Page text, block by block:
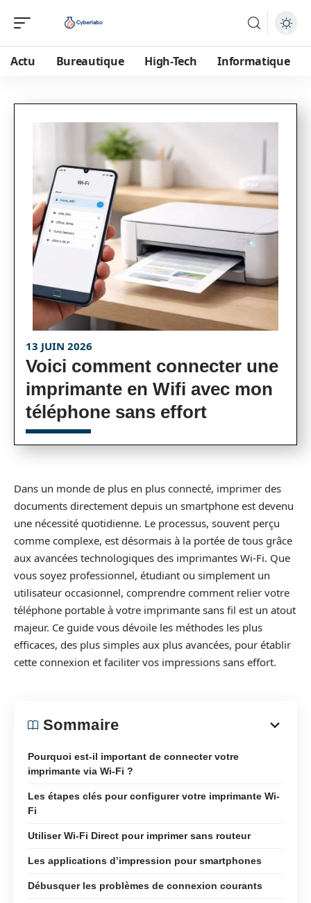
Actu Bureautique High-Tech Informatique
13 JUIN 2026
Voici comment connecter une
imprimante en Wifi avec mon
téléphone sans effort
Dans un monde de plus en plus connecté, imprimer des
documents directement depuis un smartphone est devenu
une nécessité quotidienne. Le processus, souvent perçu
comme complexe, est désormais à la portée de tous grâce
aux avancées technologiques des imprimantes Wi-Fi. Que
vous soyez professionnel, étudiant ou simplement un
utilisateur occasionnel, comprendre comment relier votre
téléphone portable à votre imprimante sans fil est un atout
majeur. Ce guide vous dévoile les méthodes les plus
efficaces, des plus simples aux plus avancées, pour établir
cette connexion et faciliter vos impressions sans effort.
Sommaire
Pourquoi est-il important de connecter votre
imprimante via Wi-Fi ?
Les étapes clés pour configurer votre imprimante Wi-
Fi
Utiliser Wi-Fi Direct pour imprimer sans routeur
Les applications d’impression pour smartphones
Débusquer les problèmes de connexion courants